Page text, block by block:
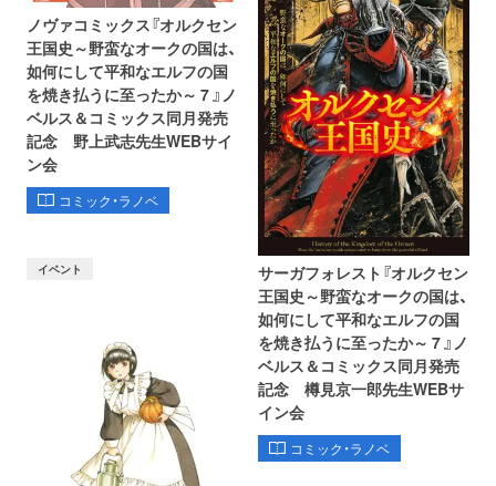
ノヴァコミックス『オルクセン
王国史～野蛮なオークの国は、
如何にして平和なエルフの国
を焼き払うに至ったか～ 7 』ノ
ベルス＆コミックス同月発売
記念 野上武志先生WEBサイ
ン会
コミック・ラノベ
サーガフォレスト『オルクセン
王国史～野蛮なオークの国は、
如何にして平和なエルフの国
を焼き払うに至ったか～ 7 』ノ
ベルス＆コミックス同月発売
記念 樽見京一郎先生WEBサ
イン会
コミック・ラノベ
イベント